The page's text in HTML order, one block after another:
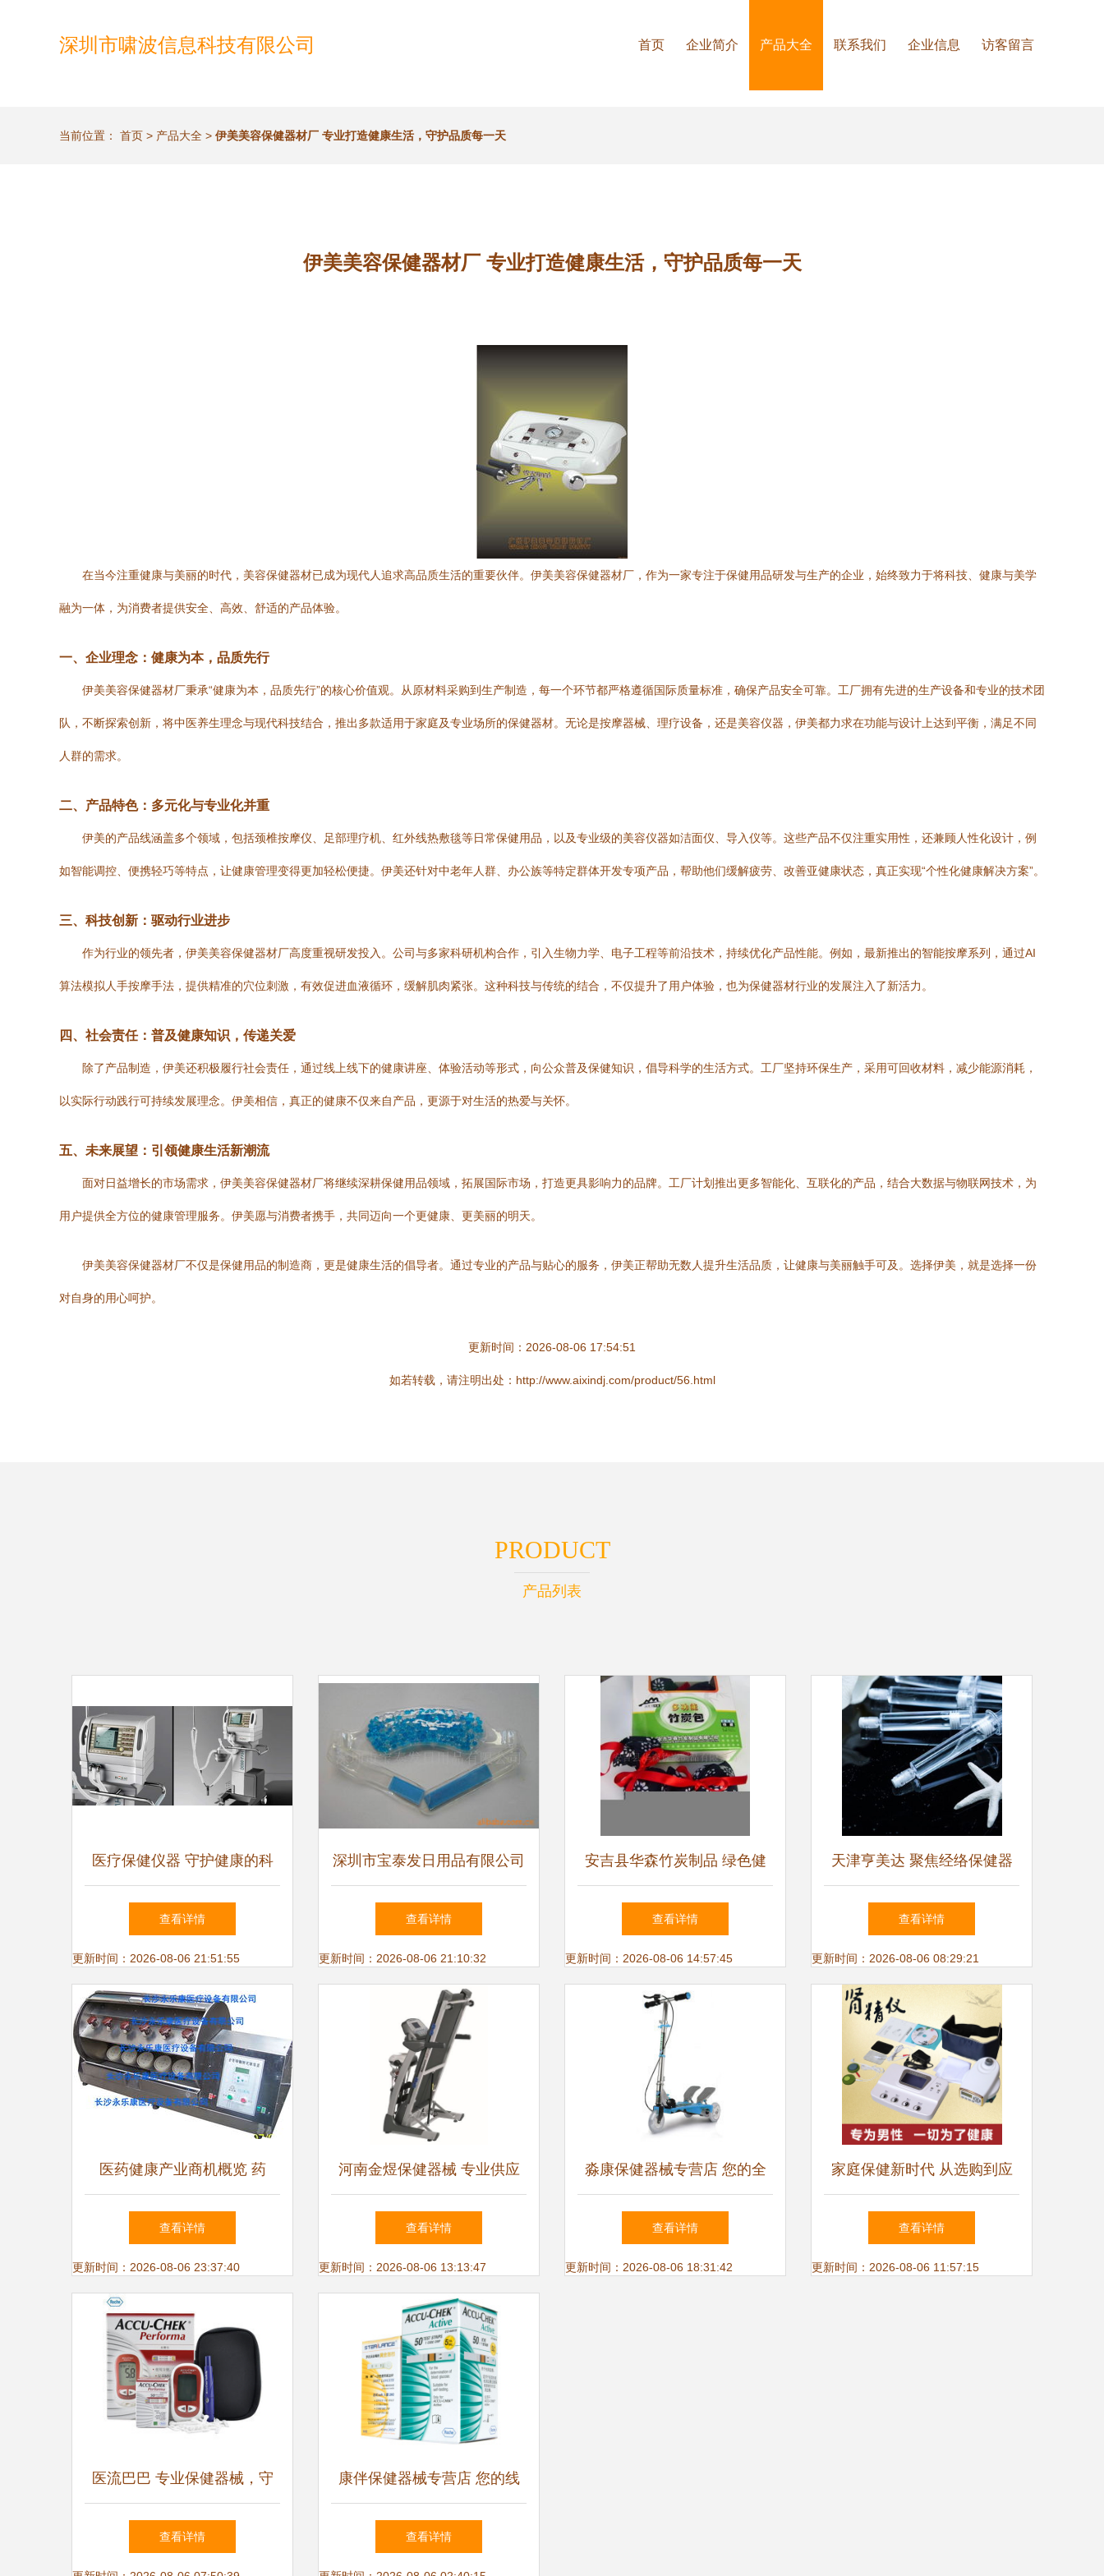
深圳市啸波信息科技有限公司 首页 企业简介 产品大全 联系我们 企业信息 访客留言
当前位置： 首页 > 产品大全 > 伊美美容保健器材厂 专业打造健康生活，守护品质每一天
伊美美容保健器材厂 专业打造健康生活，守护品质每一天
在当今注重健康与美丽的时代，美容保健器材已成为现代人追求高品质生活的重要伙伴。伊美美容保健器材厂，作为一家专注于保健用品研发与生产的企业，始终致力于将科技、健康与美学
融为一体，为消费者提供安全、高效、舒适的产品体验。
一、企业理念：健康为本，品质先行
伊美美容保健器材厂秉承“健康为本，品质先行”的核心价值观。从原材料采购到生产制造，每一个环节都严格遵循国际质量标准，确保产品安全可靠。工厂拥有先进的生产设备和专业的技术团
队，不断探索创新，将中医养生理念与现代科技结合，推出多款适用于家庭及专业场所的保健器材。无论是按摩器械、理疗设备，还是美容仪器，伊美都力求在功能与设计上达到平衡，满足不同
人群的需求。
二、产品特色：多元化与专业化并重
伊美的产品线涵盖多个领域，包括颈椎按摩仪、足部理疗机、红外线热敷毯等日常保健用品，以及专业级的美容仪器如洁面仪、导入仪等。这些产品不仅注重实用性，还兼顾人性化设计，例
如智能调控、便携轻巧等特点，让健康管理变得更加轻松便捷。伊美还针对中老年人群、办公族等特定群体开发专项产品，帮助他们缓解疲劳、改善亚健康状态，真正实现“个性化健康解决方案”。
三、科技创新：驱动行业进步
作为行业的领先者，伊美美容保健器材厂高度重视研发投入。公司与多家科研机构合作，引入生物力学、电子工程等前沿技术，持续优化产品性能。例如，最新推出的智能按摩系列，通过AI
算法模拟人手按摩手法，提供精准的穴位刺激，有效促进血液循环，缓解肌肉紧张。这种科技与传统的结合，不仅提升了用户体验，也为保健器材行业的发展注入了新活力。
四、社会责任：普及健康知识，传递关爱
除了产品制造，伊美还积极履行社会责任，通过线上线下的健康讲座、体验活动等形式，向公众普及保健知识，倡导科学的生活方式。工厂坚持环保生产，采用可回收材料，减少能源消耗，
以实际行动践行可持续发展理念。伊美相信，真正的健康不仅来自产品，更源于对生活的热爱与关怀。
五、未来展望：引领健康生活新潮流
面对日益增长的市场需求，伊美美容保健器材厂将继续深耕保健用品领域，拓展国际市场，打造更具影响力的品牌。工厂计划推出更多智能化、互联化的产品，结合大数据与物联网技术，为
用户提供全方位的健康管理服务。伊美愿与消费者携手，共同迈向一个更健康、更美丽的明天。
伊美美容保健器材厂不仅是保健用品的制造商，更是健康生活的倡导者。通过专业的产品与贴心的服务，伊美正帮助无数人提升生活品质，让健康与美丽触手可及。选择伊美，就是选择一份
对自身的用心呵护。
更新时间：2026-08-06 17:54:51
如若转载，请注明出处：http://www.aixindj.com/product/56.html
PRODUCT
产品列表
医疗保健仪器 守护健康的科
技卫士
查看详情
更新时间：2026-08-06 21:51:55
深圳市宝泰发日用品有限公司
保健用品及保健器械产品列表
查看详情
更新时间：2026-08-06 21:10:32
安吉县华森竹炭制品 绿色健
康生活，从竹炭保健器械开始
查看详情
更新时间：2026-08-06 14:57:45
天津亨美达 聚焦经络保健器
材源头，打造批发采购优选平
台
查看详情
更新时间：2026-08-06 08:29:21
医药健康产业商机概览 药
品、医疗器械、保健食品与仪
器设备市场动态
查看详情
更新时间：2026-08-06 23:37:40
河南金煜保健器械 专业供应
众美ZM-100（灰）跑步机
查看详情
更新时间：2026-08-06 13:13:47
淼康保健器械专营店 您的全
方位健康生活伙伴
查看详情
更新时间：2026-08-06 18:31:42
家庭保健新时代 从选购到应
用，打造您的私人健康守护站
查看详情
更新时间：2026-08-06 11:57:15
医流巴巴 专业保健器械，守
护您的家庭健康
查看详情
康伴保健器械专营店 您的线
上健康管家，京东安心之选
查看详情